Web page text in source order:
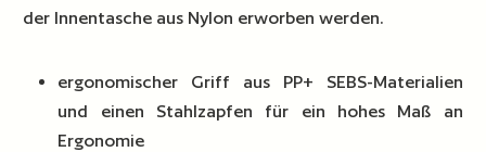
der Innentasche aus Nylon erworben werden.
ergonomischer Griff aus PP+ SEBS-Materialien
und einen Stahlzapfen für ein hohes Maß an
Ergonomie